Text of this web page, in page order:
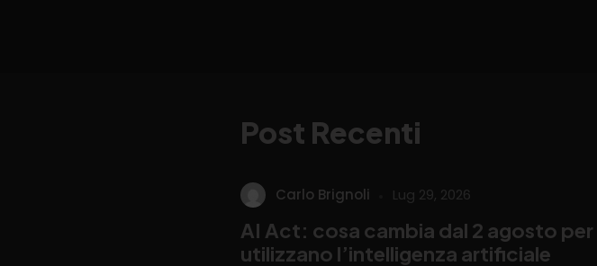
Post Recenti
Carlo Brignoli Lug 29, 2026
AI Act: cosa cambia dal 2 agosto per
utilizzano l’intelligenza artificiale